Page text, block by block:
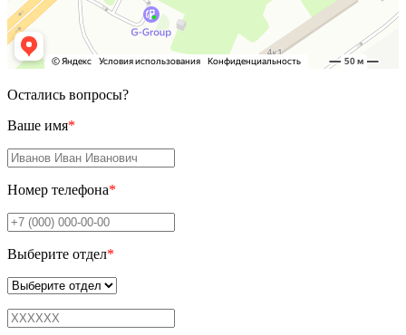
Остались вопросы?
Ваше имя*
Номер телефона*
Выберите отдел*